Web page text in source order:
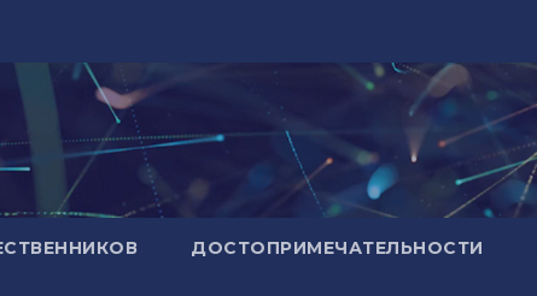
ДОСТОПРИМЕЧАТЕЛЬНОСТИ